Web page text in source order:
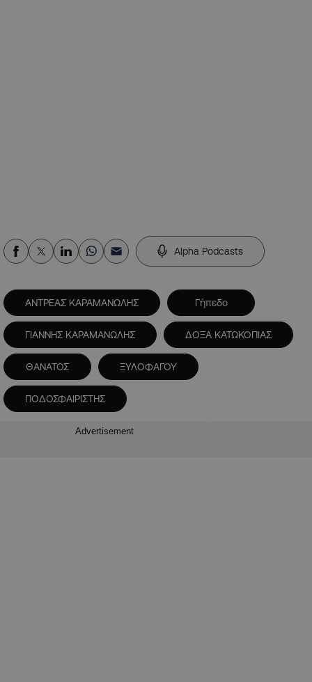
Alpha Podcasts
ΑΝΤΡΕΑΣ ΚΑΡΑΜΑΝΩΛΗΣ Γήπεδο
ΓΙΑΝΝΗΣ ΚΑΡΑΜΑΝΩΛΗΣ ΔΟΞΑ ΚΑΤΩΚΟΠΙΑΣ
ΘΑΝΑΤΟΣ ΞΥΛΟΦΑΓΟΥ
ΠΟΔΟΣΦΑΙΡΙΣΤΗΣ
Advertisement